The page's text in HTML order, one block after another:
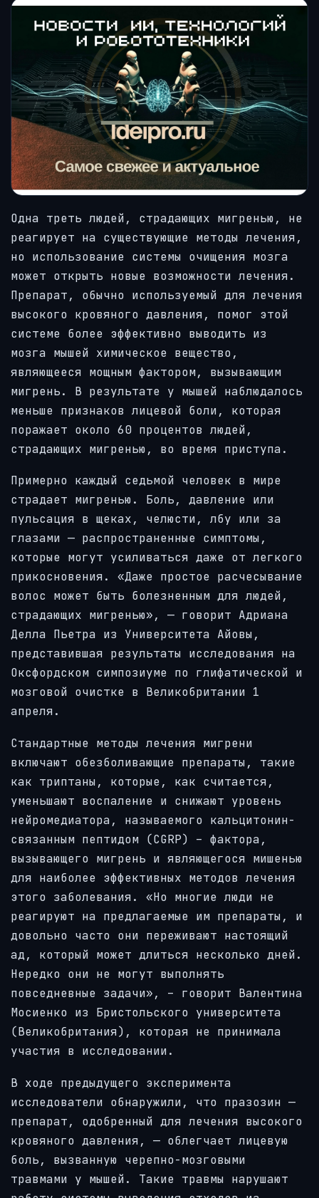
Одна треть людей, страдающих мигренью, не
реагирует на существующие методы лечения,
но использование системы очищения мозга
может открыть новые возможности лечения.
Препарат, обычно используемый для лечения
высокого кровяного давления, помог этой
системе более эффективно выводить из
мозга мышей химическое вещество,
являющееся мощным фактором, вызывающим
мигрень. В результате у мышей наблюдалось
меньше признаков лицевой боли, которая
поражает около 60 процентов людей,
страдающих мигренью, во время приступа.
Примерно каждый седьмой человек в мире
страдает мигренью. Боль, давление или
пульсация в щеках, челюсти, лбу или за
глазами — распространенные симптомы,
которые могут усиливаться даже от легкого
прикосновения. «Даже простое расчесывание
волос может быть болезненным для людей,
страдающих мигренью», — говорит Адриана
Делла Пьетра из Университета Айовы,
представившая результаты исследования на
Оксфордском симпозиуме по глифатической и
мозговой очистке в Великобритании 1
апреля.
Стандартные методы лечения мигрени
включают обезболивающие препараты, такие
как триптаны, которые, как считается,
уменьшают воспаление и снижают уровень
нейромедиатора, называемого кальцитонин-
связанным пептидом (CGRP) – фактора,
вызывающего мигрень и являющегося мишенью
для наиболее эффективных методов лечения
этого заболевания. «Но многие люди не
реагируют на предлагаемые им препараты, и
довольно часто они переживают настоящий
ад, который может длиться несколько дней.
Нередко они не могут выполнять
повседневные задачи», – говорит Валентина
Мосиенко из Бристольского университета
(Великобритания), которая не принимала
участия в исследовании.
В ходе предыдущего эксперимента
исследователи обнаружили, что празозин —
препарат, одобренный для лечения высокого
кровяного давления, — облегчает лицевую
боль, вызванную черепно-мозговыми
травмами у мышей. Такие травмы нарушают